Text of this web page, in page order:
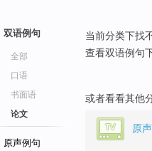
双语例句
全部
口语
书面语
论文
原声例句
当前分类下找
查看双语例句
或者看看其他
原